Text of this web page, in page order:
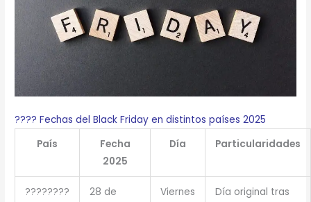
???? Fechas del Black Friday en distintos países 2025
País
Fecha
2025
Día Particularidades
????????
28 de
Viernes
Día original tras